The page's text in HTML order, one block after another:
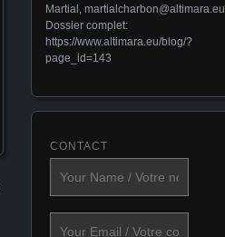
Martial, martialcharbon@altimara.eu
Dossier complet:
https://www.altimara.eu/blog/?
page_id=143
CONTACT